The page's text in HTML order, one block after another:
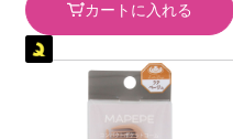
カートに入れる